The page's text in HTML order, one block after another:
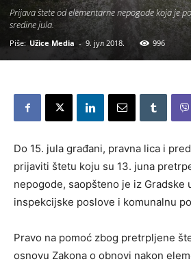
Prijava štete od elementarne nepogode koja je
sredine jula.
Piše: Užice Media - 9. јул 2018. 996
Do 15. jula građani, pravna lica i
prijaviti štetu koju su 13. juna
nepogode, saopšteno je iz Gradske
inspekcijske poslove i komunalnu
Pravo na pomoć zbog pretrpljene
osnovu Zakona o obnovi nakon